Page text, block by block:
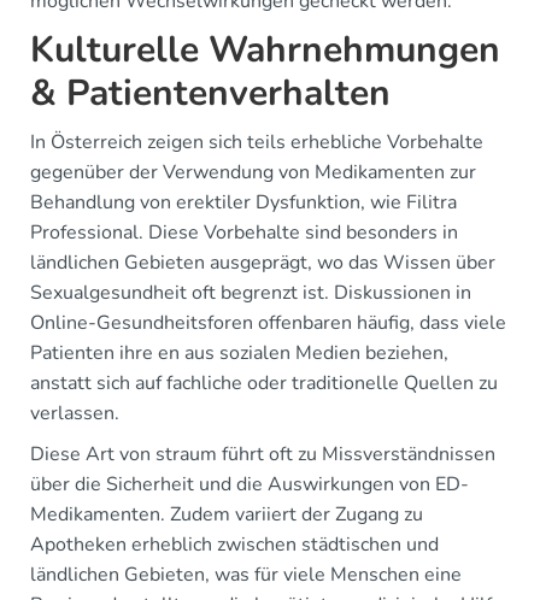
Kulturelle Wahrnehmungen
& Patientenverhalten
In Österreich zeigen sich teils erhebliche Vorbehalte
gegenüber der Verwendung von Medikamenten zur
Behandlung von erektiler Dysfunktion, wie Filitra
Professional. Diese Vorbehalte sind besonders in
ländlichen Gebieten ausgeprägt, wo das Wissen über
Sexualgesundheit oft begrenzt ist. Diskussionen in
Online-Gesundheitsforen offenbaren häufig, dass viele
Patienten ihre en aus sozialen Medien beziehen,
anstatt sich auf fachliche oder traditionelle Quellen zu
verlassen.
Diese Art von straum führt oft zu Missverständnissen
über die Sicherheit und die Auswirkungen von ED-
Medikamenten. Zudem variiert der Zugang zu
Apotheken erheblich zwischen städtischen und
ländlichen Gebieten, was für viele Menschen eine